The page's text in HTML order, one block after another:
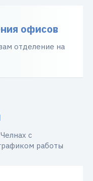
офисов
отделение на
с
работы